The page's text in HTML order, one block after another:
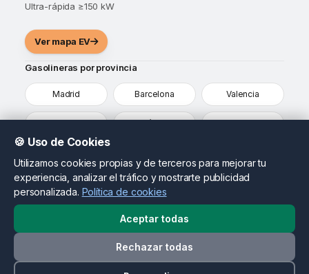
Ultra-rápida ≥150 kW
Ver mapa EV
Gasolineras por provincia
Madrid Barcelona Valencia
Sevilla Málaga Alicante
¿Eres propietario de una gasolinera?
Destaca tu estación, actualiza tus precios y llega a
conductores que ya están comparando opciones en tu
Contactar como propietario
🍪 Uso de Cookies
Utilizamos cookies propias y de terceros para mejorar tu
experiencia, analizar el tráfico y mostrarte publicidad
personalizada. Política de cookies
Aceptar todas
Rechazar todas